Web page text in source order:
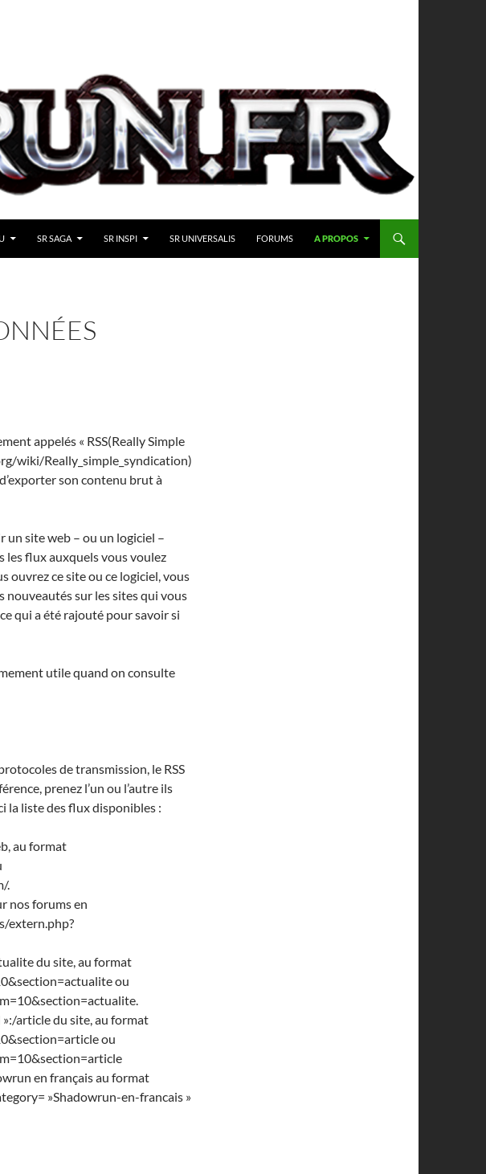
SR SAGA SR INSPI SR UNIVERSALIS FORUMS A PROPOS
appelés « RSS(Really Simple
wiki/Really_simple_syndication)
son contenu brut à
un site web – ou un logiciel –
les flux auxquels vous voulez
ouvrez ce site ou ce logiciel, vous
sur les sites qui vous
qui a été rajouté pour savoir si
utile quand on consulte
de transmission, le RSS
prenez l’un ou l’autre ils
la liste des flux disponibles :
au format
.
nos forums en
extern.php?
du site, au format
ou
article du site, au format
ou
en français au format
»Shadowrun-en-francais »